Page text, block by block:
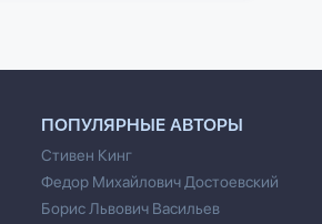
ПОПУЛЯРНЫЕ АВТОРЫ
Стивен Кинг
Федор Михайлович Достоевский
Борис Львович Васильев